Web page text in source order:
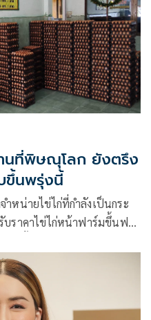
นที่พิษณุโลก ยังตรึง
ขึ้นพรุ่งนี้
ำหน่ายไข่ไก่ที่กำลังเป็นกระ
ราคาไข่ไก่หน้าฟาร์มขึ้นฟอง